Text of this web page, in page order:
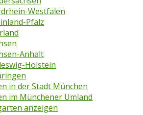
Westfalen
Pfalz
Anhalt
Holstein
in der Stadt München
im Münchener Umland
anzeigen